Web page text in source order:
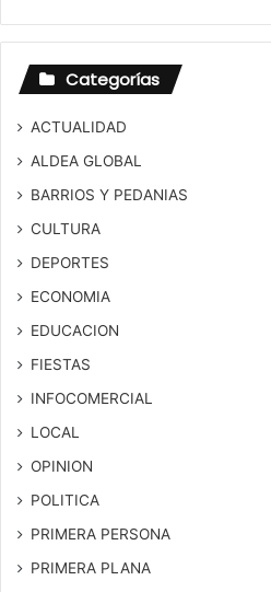
Categorías
ACTUALIDAD
ALDEA GLOBAL
BARRIOS Y PEDANIAS
CULTURA
DEPORTES
ECONOMIA
EDUCACION
FIESTAS
INFOCOMERCIAL
LOCAL
OPINION
POLITICA
PRIMERA PERSONA
PRIMERA PLANA